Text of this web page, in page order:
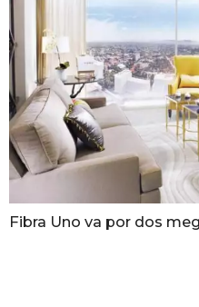
Fibra Uno va por dos